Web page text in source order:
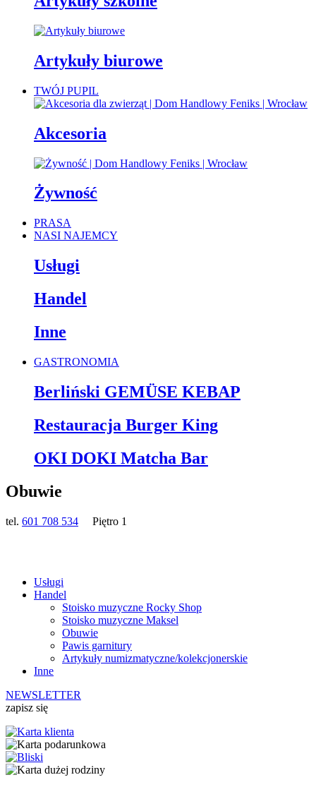
Artykuły biurowe
TWÓJ PUPIL
Akcesoria
Żywność
PRASA
NASI NAJEMCY
Usługi
Handel
Inne
GASTRONOMIA
Berliński GEMÜSE KEBAP
Restauracja Burger King
OKI DOKI Matcha Bar
Obuwie
tel. 601 708 534 Piętro 1
Usługi
Handel
Stoisko muzyczne Rocky Shop
Stoisko muzyczne Maksel
Obuwie
Pawis garnitury
Artykuły numizmatyczne/kolekcjonerskie
Inne
NEWSLETTER
zapisz się